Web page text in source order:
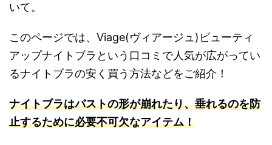
いて。
このページでは、Viage(ヴィアージュ)ビューティ
アップナイトブラという口コミで人気が広がってい
るナイトブラの安く買う方法などをご紹介！
ナイトブラはバストの形が崩れたり、垂れるのを防
止するために必要不可欠なアイテム！